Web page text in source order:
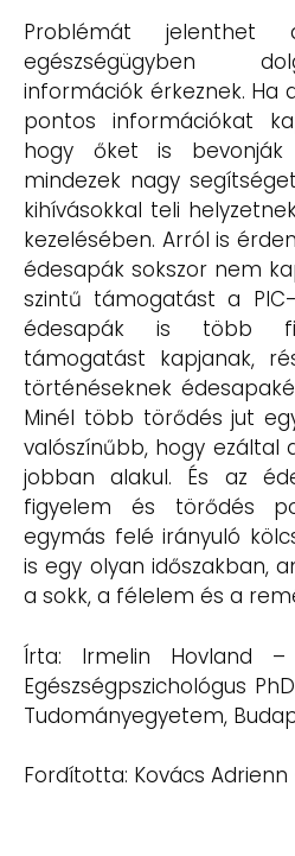
Problémát
egészségügyben
információk érkeznek. Ha
pontos információkat
hogy őket is
mindezek nagy
kihívásokkal teli
kezelésében. Arról is
édesapák sokszor nem
szintű támogatást a
édesapák is több
támogatást kapjanak,
történéseknek
Minél több törődés jut
valószínűbb, hogy ezáltal
jobban alakul. És az
figyelem és törődés
egymás felé irányuló
is egy olyan időszakban,
a sokk, a félelem és a
Írta: Irmelin Hovland
Egészségpszichológus
Tudományegyetem,
Fordította: Kovács Adrienn